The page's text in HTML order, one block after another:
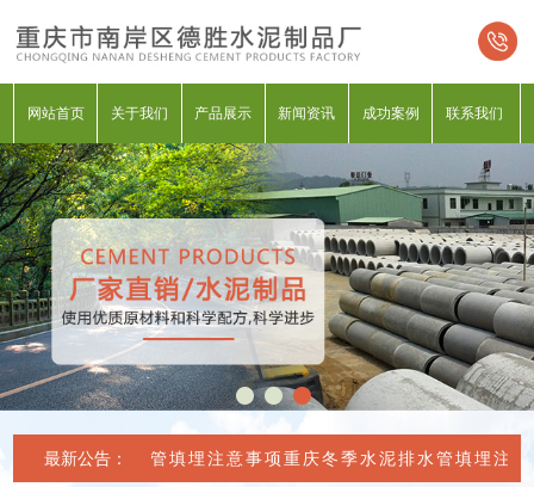
网站首页 关于我们 产品展示 新闻资讯 成功案例 联系我们
最新公告：
冬季水泥排水管填埋注意事项重庆冬季水泥排水管填埋注意